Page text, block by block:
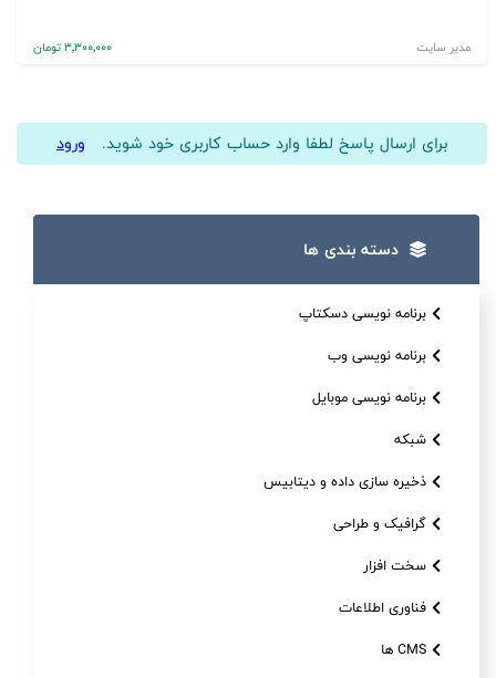
دسته بندی ها
برنامه نویسی دسکتاپ
برنامه نویسی وب
برنامه نویسی موبایل
شبکه
ذخیره سازی داده و دیتابیس
گرافیک و طراحی
سخت افزار
فناوری اطلاعات
CMS ها
مدیر سایت 3٬300٬000 تومان
برای ارسال پاسخ لطفا وارد حساب کاربری خود شوید. ورود